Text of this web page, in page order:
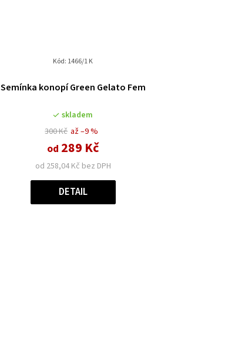
Semínka konopí Green Gelato Fem
skladem
300 Kč
od 258,04 Kč bez DPH
od 289 Kč
až –9 %
DETAIL
Kód: 1466/1 K